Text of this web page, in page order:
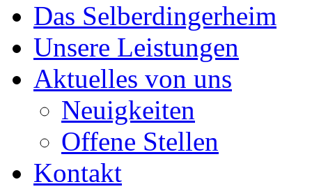
Das Selberdingerheim
Unsere Leistungen
Aktuelles von uns
Neuigkeiten
Offene Stellen
Kontakt